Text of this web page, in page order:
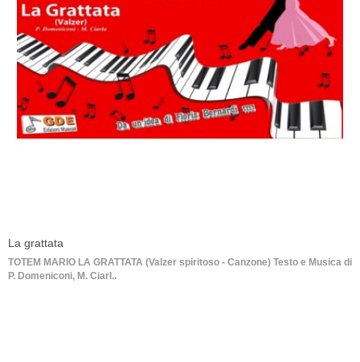
La grattata
TOTEM MARIO LA GRATTATA (Valzer spiritoso - Canzone) Testo e Musica di
P. Domeniconi, M. Ciarl..